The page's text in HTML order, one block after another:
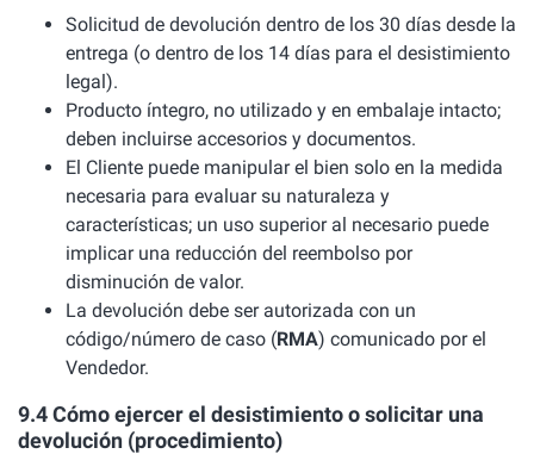
Solicitud de devolución dentro de los 30 días desde la
entrega (o dentro de los 14 días para el desistimiento
legal).
Producto íntegro, no utilizado y en embalaje intacto;
deben incluirse accesorios y documentos.
El Cliente puede manipular el bien solo en la medida
necesaria para evaluar su naturaleza y
características; un uso superior al necesario puede
implicar una reducción del reembolso por
disminución de valor.
La devolución debe ser autorizada con un
código/número de caso (RMA) comunicado por el
Vendedor.
9.4 Cómo ejercer el desistimiento o solicitar una
devolución (procedimiento)